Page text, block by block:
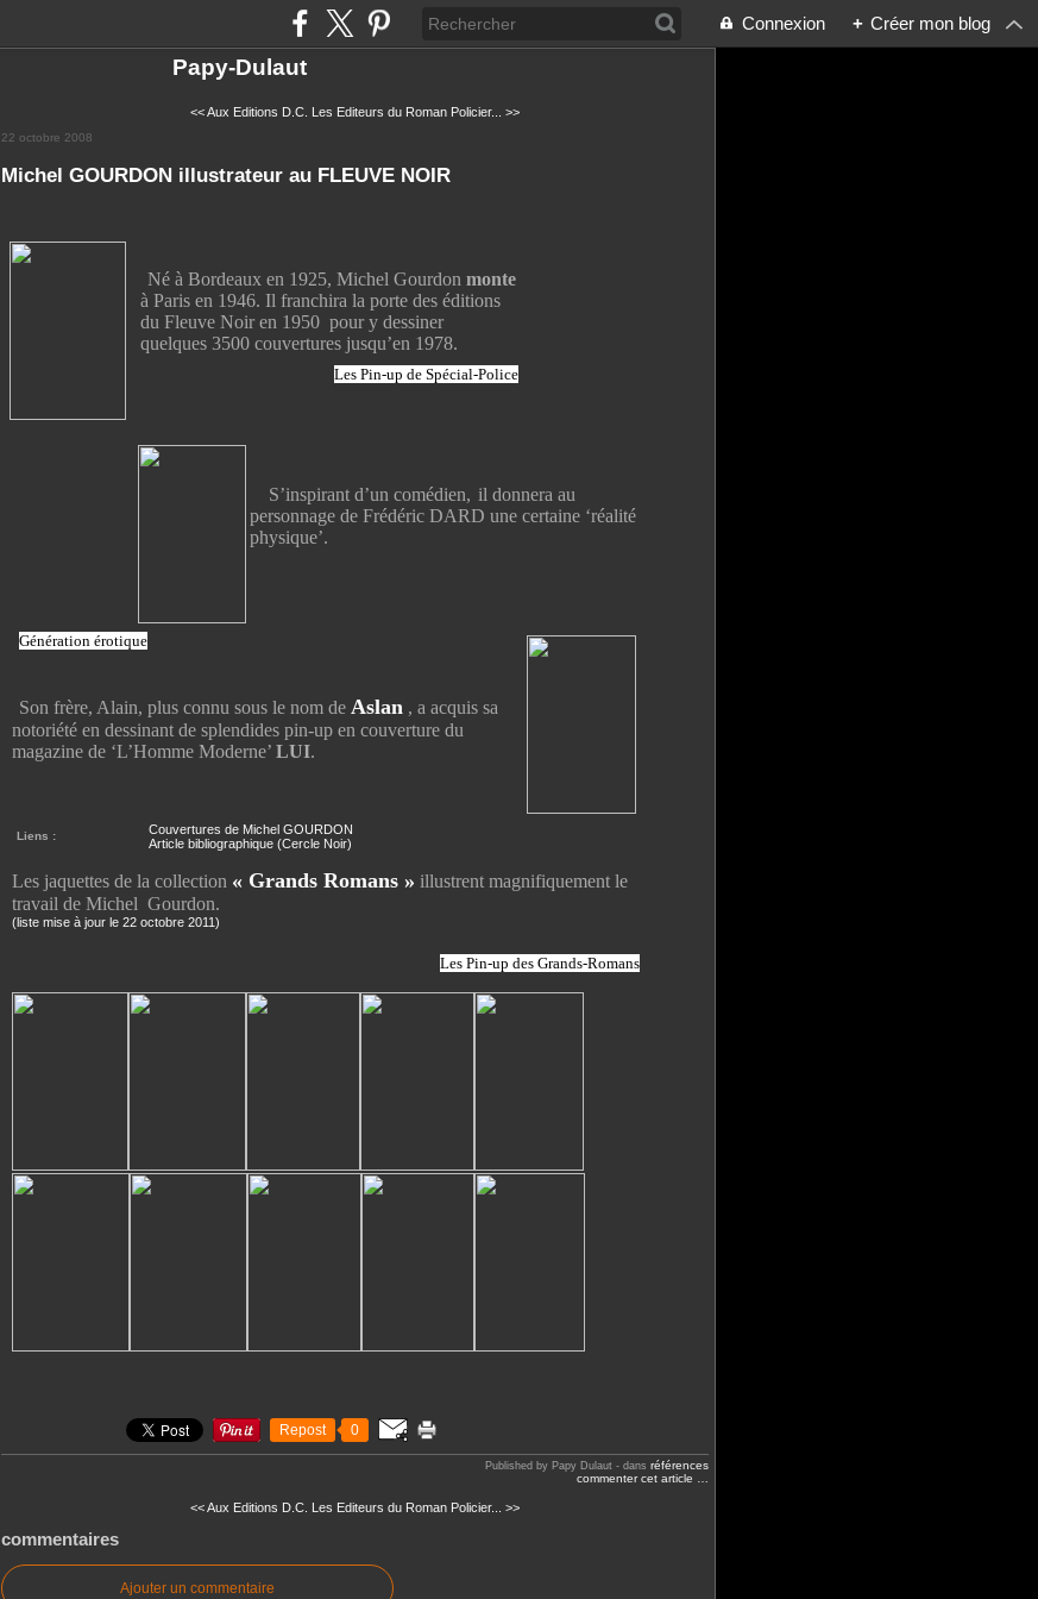
Connexion + Créer mon blog
Papy-Dulaut
<< Aux Editions D.C. Les Editeurs du Roman Policier... >>
22 octobre 2008
Michel GOURDON illustrateur au FLEUVE NOIR
Né à Bordeaux en 1925, Michel Gourdon monte
à Paris en 1946. Il franchira la porte des éditions
du Fleuve Noir en 1950 pour y dessiner
quelques 3500 couvertures jusqu’en 1978.
Les Pin-up de Spécial-Police
S’inspirant d’un comédien, il donnera au
personnage de Frédéric DARD une certaine ‘réalité
physique’.
Génération érotique
Son frère, Alain, plus connu sous le nom de Aslan , a acquis sa
notoriété en dessinant de splendides pin-up en couverture du
magazine de ‘L’Homme Moderne’ LUI.
Liens :
Couvertures de Michel GOURDON
Article bibliographique (Cercle Noir)
Les jaquettes de la collection « Grands Romans » illustrent magnifiquement le
travail de Michel Gourdon.
(liste mise à jour le 22 octobre 2011)
Les Pin-up des Grands-Romans
Repost 0
Published by Papy Dulaut - dans références
commenter cet article
<< Aux Editions D.C. Les Editeurs du Roman Policier... >>
commentaires
Ajouter un commentaire